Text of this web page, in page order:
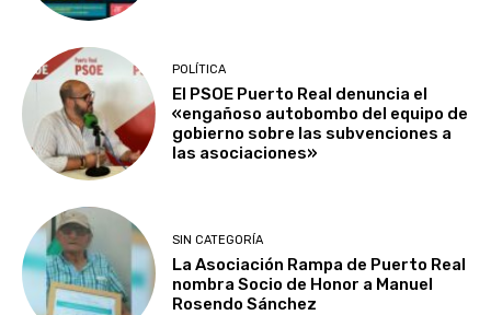
POLÍTICA
El PSOE Puerto Real denuncia el
«engañoso autobombo del equipo de
gobierno sobre las subvenciones a
las asociaciones»
SIN CATEGORÍA
La Asociación Rampa de Puerto Real
nombra Socio de Honor a Manuel
Rosendo Sánchez